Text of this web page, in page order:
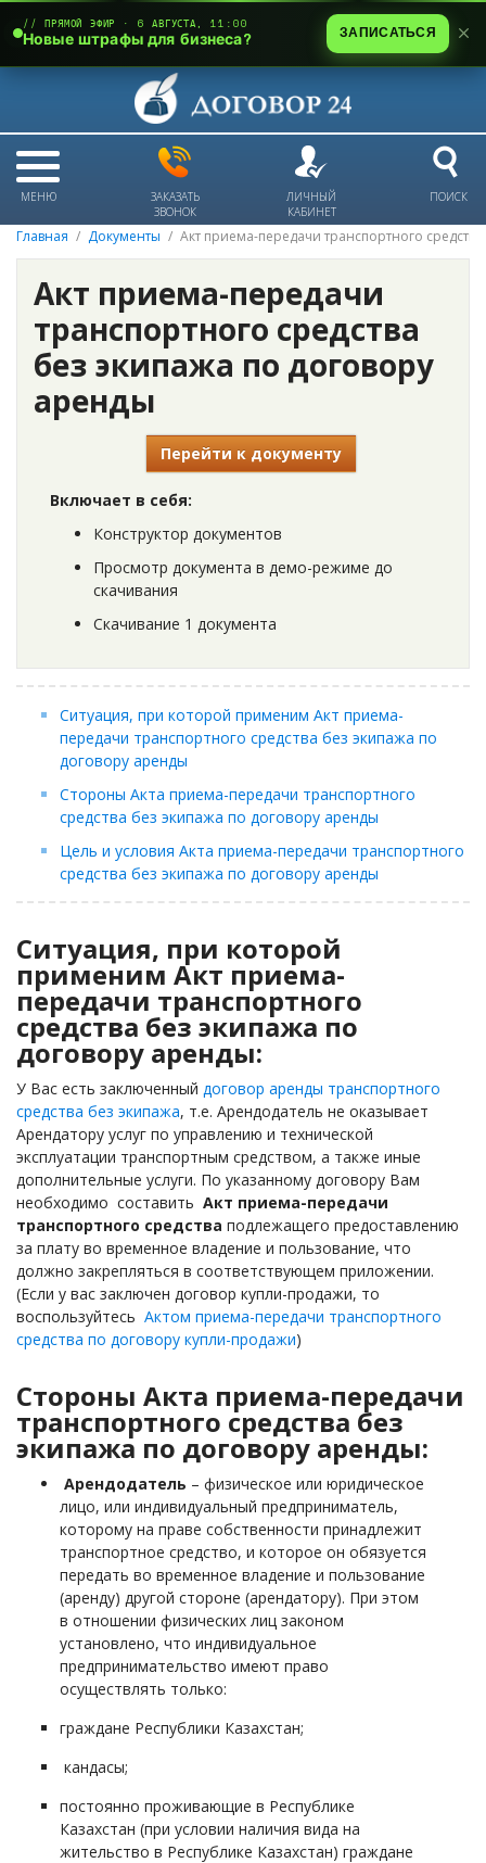
МЕНЮ
ЗАКАЗАТЬ
ЗВОНОК
ЛИЧНЫЙ
КАБИНЕТ
ПОИСК
Главная Документы Акт приема-передачи транспортного
Акт приема-передачи
транспортного средства
без экипажа по договору
аренды
Перейти к документу
Включает в себя:
Конструктор документов
Просмотр документа в демо-режиме до
скачивания
Скачивание 1 документа
Ситуация, при которой применим Акт приема-
передачи транспортного средства без экипажа по
договору аренды
Стороны Акта приема-передачи транспортного
средства без экипажа по договору аренды
​Цель и условия Акта приема-передачи транспортного
средства без экипажа по договору аренды
Ситуация, при которой
применим Акт приема-
передачи транспортного
средства без экипажа по
договору аренды:
У Вас есть заключенный договор аренды транспортного
средства без экипажа, т.е. Арендодатель не оказывает
Арендатору услуг по управлению и технической
эксплуатации транспортным средством, а также иные
дополнительные услуги. По указанному договору Вам
необходимо составить Акт приема-передачи
транспортного средства подлежащего предоставлению
за плату во временное владение и пользование, что
должно закрепляться в соответствующем приложении.
(Если у вас заключен договор купли-продажи, то
воспользуйтесь Актом приема-передачи транспортного
средства по договору купли-продажи)
Стороны Акта приема-передачи
транспортного средства без
экипажа по договору аренды:
Арендодатель – физическое или юридическое
лицо, или индивидуальный предприниматель,
которому на праве собственности принадлежит
транспортное средство, и которое он обязуется
передать во временное владение и пользование
(аренду) другой стороне (арендатору). При этом
в отношении физических лиц законом
установлено, что индивидуальное
предпринимательство имеют право
осуществлять только:
граждане Республики Казахстан;
кандасы;
постоянно проживающие в Республике
Казахстан (при условии наличия вида на
жительство в Республике Казахстан) граждане
// ПРЯМОЙ ЭФИР · 6 АВГУСТА, 11:00
Новые штрафы для бизнеса? ЗАПИСАТЬСЯ